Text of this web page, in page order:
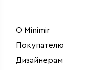
О Minimir
Покупателю
Дизайнерам